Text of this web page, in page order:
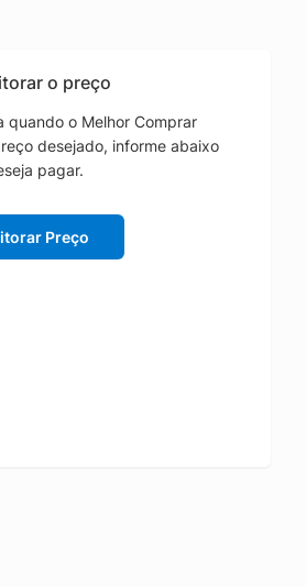
o preço
quando o Melhor Comprar
desejado, informe abaixo
pagar.
Preço